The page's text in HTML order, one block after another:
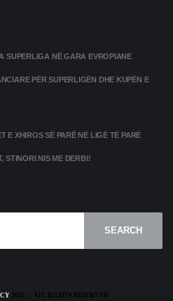
SUPERLIGA NË GARA EVROPIANE
PËR SUPERLIGËN DHE KUPËN E
E XHIROS SË PARË NË LIGË TË PARË
STINORI NIS ME DERBI!
SEARCH
2025 | ALL RIGHTS RESERVED